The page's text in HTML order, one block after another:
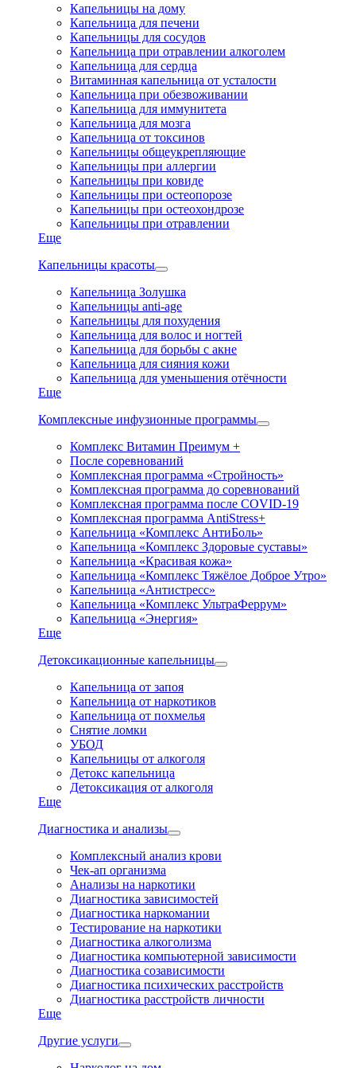
Капельницы на дому
Капельница для печени
Капельницы для сосудов
Капельница при отравлении алкоголем
Капельница для сердца
Витаминная капельница от усталости
Капельница при обезвоживании
Капельница для иммунитета
Капельница для мозга
Капельница от токсинов
Капельницы общеукрепляющие
Капельницы при аллергии
Капельницы при ковиде
Капельницы при остеопорозе
Капельницы при остеохондрозе
Капельницы при отравлении
Еще
Капельницы красоты
Капельница Золушка
Капельницы anti-age
Капельницы для похудения
Капельница для волос и ногтей
Капельница для борьбы с акне
Капельница для сияния кожи
Капельница для уменьшения отёчности
Еще
Комплексные инфузионные программы
Комплекс Витамин Преимум +
После соревнований
Комплексная программа «Стройность»
Комплексная программа до соревнований
Комплексная программа после COVID-19
Комплексная программа AntiStress+
Капельница «Комплекс АнтиБоль»
Капельница «Комплекс Здоровые суставы»
Капельница «Красивая кожа»
Капельница «Комплекс Тяжёлое Доброе Утро»
Капельница «Антистресс»
Капельница «Комплекс УльтраФеррум»
Капельница «Энергия»
Еще
Детоксикационные капельницы
Капельница от запоя
Капельница от наркотиков
Капельница от похмелья
Снятие ломки
УБОД
Капельницы от алкоголя
Детокс капельница
Детоксикация от алкоголя
Еще
Диагностика и анализы
Комплексный анализ крови
Чек-ап организма
Анализы на наркотики
Диагностика зависимостей
Диагностика наркомании
Тестирование на наркотики
Диагностика алкоголизма
Диагностика компьютерной зависимости
Диагностика созависимости
Диагностика психических расстройств
Диагностика расстройств личности
Еще
Другие услуги